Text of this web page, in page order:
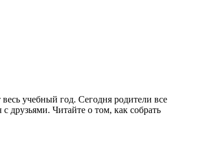
учебный год. Сегодня родители все
друзьями. Читайте о том, как собрать